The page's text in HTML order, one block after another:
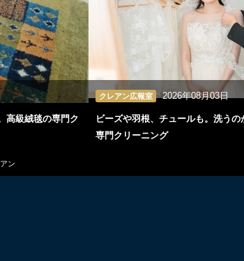
高級絨毯の専門ク
クレアン広報室 2026年08月03日
ビーズや羽根、チュールも。洗う
専門クリーニング
ン